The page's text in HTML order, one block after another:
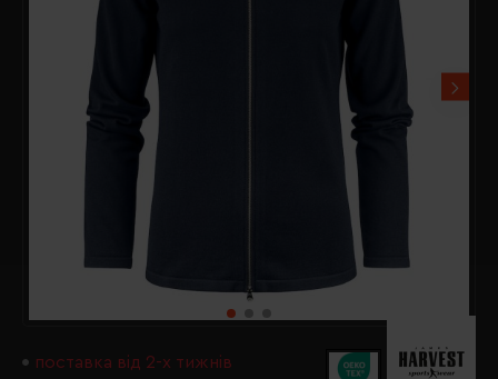
поставка від 2-х тижнів